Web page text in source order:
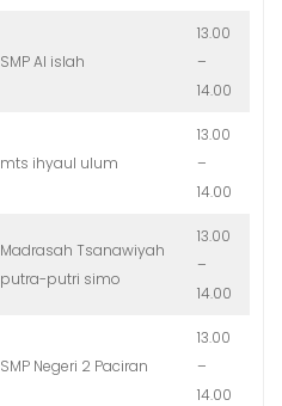
SMP Al islah
13.00
–
14.00
mts ihyaul ulum
13.00
–
14.00
Madrasah Tsanawiyah
putra-putri simo
13.00
–
14.00
SMP Negeri 2 Paciran
13.00
–
14.00